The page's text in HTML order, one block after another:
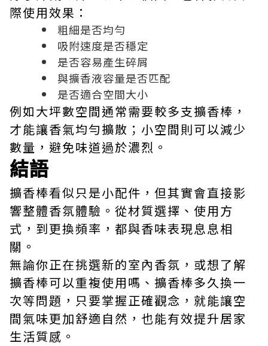
際使用效果：
粗細是否均勻
吸附速度是否穩定
是否容易產生碎屑
與擴香液容量是否匹配
是否適合空間大小
例如大坪數空間通常需要較多支擴香棒，
才能讓香氣均勻擴散；小空間則可以減少
數量，避免味道過於濃烈。
結語
擴香棒看似只是小配件，但其實會直接影
響整體香氛體驗。從材質選擇、使用方
式，到更換頻率，都與香味表現息息相
關。
無論你正在挑選新的室內香氛，或想了解
擴香棒可以重複使用嗎、擴香棒多久換一
次等問題，只要掌握正確觀念，就能讓空
間氣味更加舒適自然，也能有效提升居家
生活質感。